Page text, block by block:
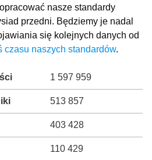
nasze standardy
przedni. Będziemy je nadal
się kolejnych danych od
czasu naszych standardów.
1 597 959
513 857
403 428
110 429